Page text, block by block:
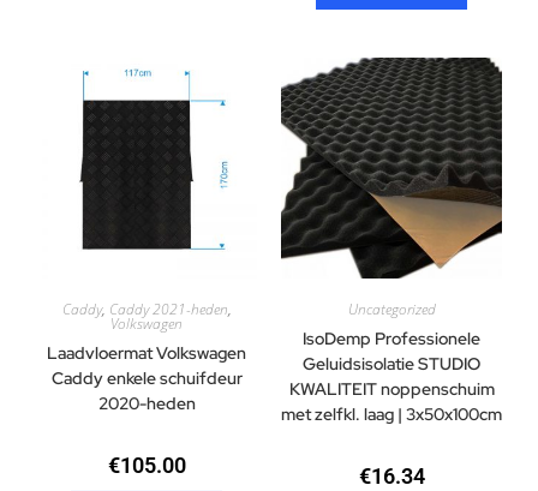
Caddy, Caddy 2021-heden,
Volkswagen
Laadvloermat Volkswagen
Caddy enkele schuifdeur
2020-heden
€105.00
Uncategorized
IsoDemp Professionele
Geluidsisolatie STUDIO
KWALITEIT noppenschuim
met zelfkl. laag | 3x50x100cm
€16.34